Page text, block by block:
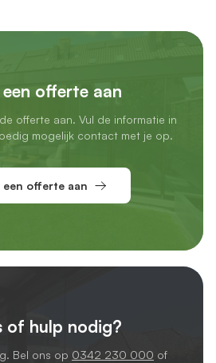
offerte aan
offerte aan. Vul de informatie in
mogelijk contact met je op.
een offerte aan
of hulp nodig?
Bel ons op 0342 230 000 of